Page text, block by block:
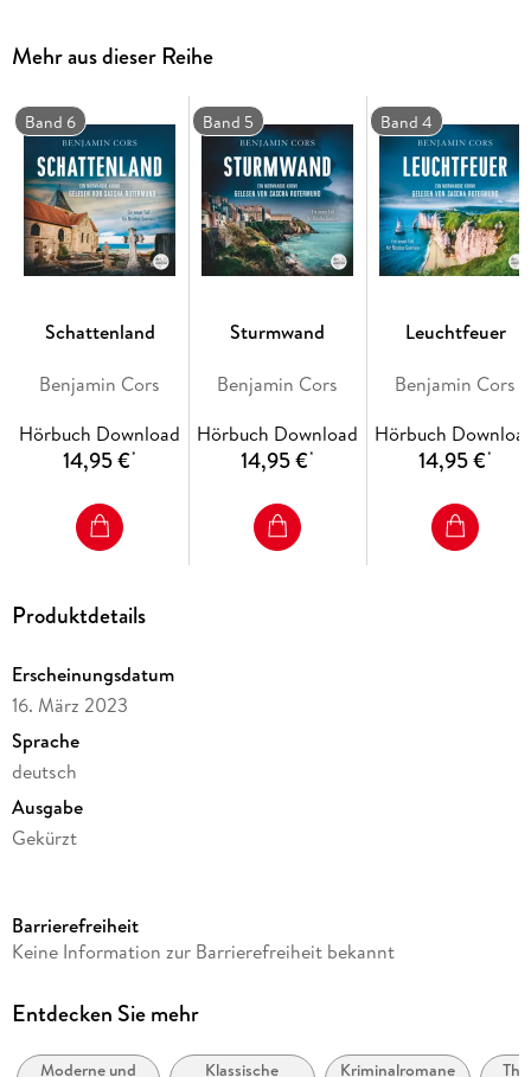
Nicolas, der in dem beschaulichen Küstenstädtchen
eigentlich Urlaub machen wollte, erkennt schnell, dass an der
felsigen Küste des Cotentin ein brutaler Mörder sein
Unwesen treibt
Ungekürzte Lesung mit Sascha Rotermund.
Mehr aus dieser Reihe
Band 6
Schattenland
Benjamin Cors
Hörbuch Download
14,95 €*
Band 5
Sturmwand
Benjamin Cors
Hörbuch Download
14,95 €*
Band 4
Leuchtfeuer
Benjamin Cors
Hörbuch
14,95 €*
Produktdetails
Erscheinungsdatum
16. März 2023
Sprache
deutsch
Ausgabe
Gekürzt
Laufzeit
Reihe
Barrierefreiheit
Keine Information zur Barrierefreiheit bekannt
Entdecken Sie mehr
Moderne und
Klassische
Kriminalromane